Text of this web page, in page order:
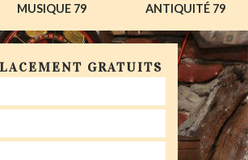
MUSIQUE 79
ANTIQUITÉ 79
GRATUITS